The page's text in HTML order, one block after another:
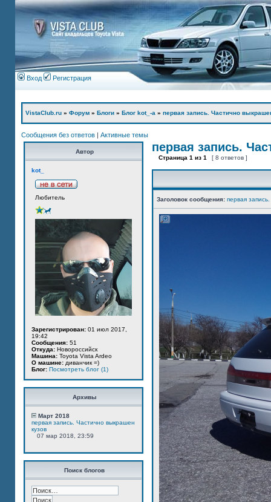
Вход Регистрация
VistaClub.ru » Форум » Блоги » Блог kot_-а » первая запись. Частично
Сообщения без ответов | Активные темы
Автор
kot_
Любитель
Зарегистрирован: 01 июл 2017,
19:42
Сообщения: 51
Откуда: Новороссийск
Машина: Toyota Vista Ardeo
О машине: диванчик =)
Блог: Посмотреть блог (1)
Архивы
Март 2018
первая запись. Частично выкрашен
кузов
07 мар 2018, 23:59
Поиск блогов
первая запись.
Страница 1 из 1 [ 8 ответов ]
Заголовок сообщения: первая